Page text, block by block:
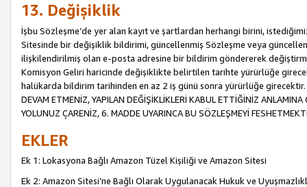
13. Değişiklik
İşbu Sözleşme’de yer alan kayıt ve şartlardan herhangi birini,
Sitesinde bir değişiklik bildirimi, güncellenmiş Sözleşme veya
ilişkilendirilmiş olan e-posta adresine bir bildirim göndererek
Komisyon Geliri haricinde değişiklikte belirtilen tarihte yürürlüğe
halükarda bildirim tarihinden en az 2 iş günü sonra yürürlüğe girecektir.
DEVAM ETMENİZ, YAPILAN DEĞİŞİKLİKLERİ KABUL ETTİĞİNİZ
YOLUNUZ ÇARENİZ, 6. MADDE UYARINCA BU SÖZLEŞMEYİ
EKLER
Ek 1: Lokasyona Bağlı Amazon Tüzel Kişiliği ve Amazon Sitesi
Ek 2: Amazon Sitesi’ne Bağlı Olarak Uygulanacak Hukuk ve